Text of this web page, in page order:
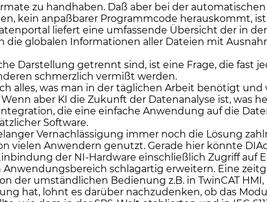
zu handhaben. Daß aber bei der
kein anpaßbarer Programmcode herauskommt,
liefert eine umfassende Übersicht der in
globalen Informationen aller Dateien mit
Darstellung getrennt sind, ist eine Frage, die fast
schmerzlich vermißt werden.
alles, was man in der täglichen Arbeit benötigt
aber KI die Zukunft der Datenanalyse ist, was
die eine einfache Anwendung auf die
Software.
Vernachlässigung immer noch die Lösung
vielen Anwendern genutzt. Gerade hier könnte
der NI-Hardware einschließlich Zugriff auf
schlagartig erweitern. Eine
der umständlichen Bedienung z.B. in TwinCAT
hat, lohnt es darüber nachzudenken, ob das